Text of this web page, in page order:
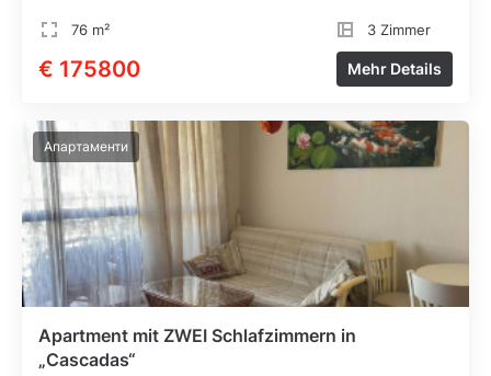
76 m² 3 Zimmer
€ 175800 Mehr Details
Апартаменти
Apartment mit ZWEI Schlafzimmern in
„Cascadas“